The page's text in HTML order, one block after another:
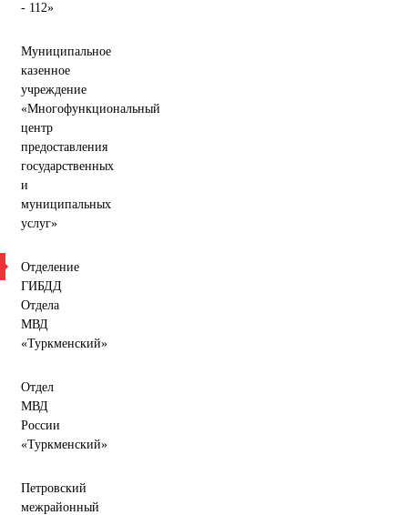
- 112»
Муниципальное
казенное
учреждение
«Многофункциональный
центр
предоставления
государственных
и
муниципальных
услуг»
Отделение
ГИБДД
Отдела
МВД
«Туркменский»
Отдел
МВД
России
«Туркменский»
Петровский
межрайонный